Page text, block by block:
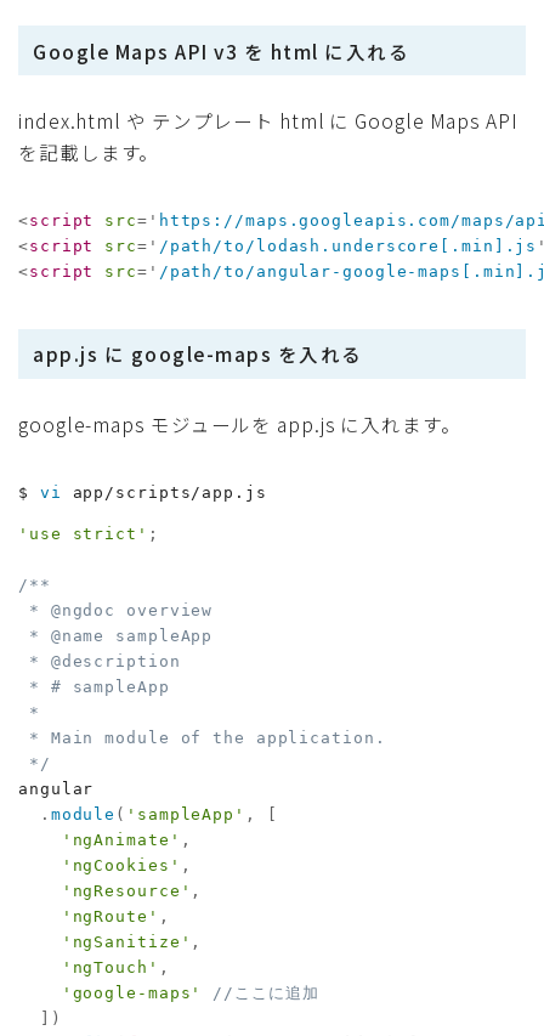
Google Maps API v3 を html に入れる
index.html や テンプレート html に Google Maps API
を記載します。
<script src= ' https://maps.googleapis.com/maps/
<script src= ' /path/to/lodash.underscore[.min].js
<script src= ' /path/to/angular-google-
app.js に google-maps を入れる
google-maps モジュールを app.js に入れます。
$ vi app/scripts/app.js
'use strict' ;
/**
* @ngdoc overview
* @name sampleApp
* @description
* # sampleApp
*
* Main module of the application.
*/
angular
. module ( 'sampleApp' ,
'ngAnimate' ,
'ngCookies' ,
'ngResource' ,
'ngRoute' ,
'ngSanitize' ,
'ngTouch' ,
'google-maps'
//ここに追加
)